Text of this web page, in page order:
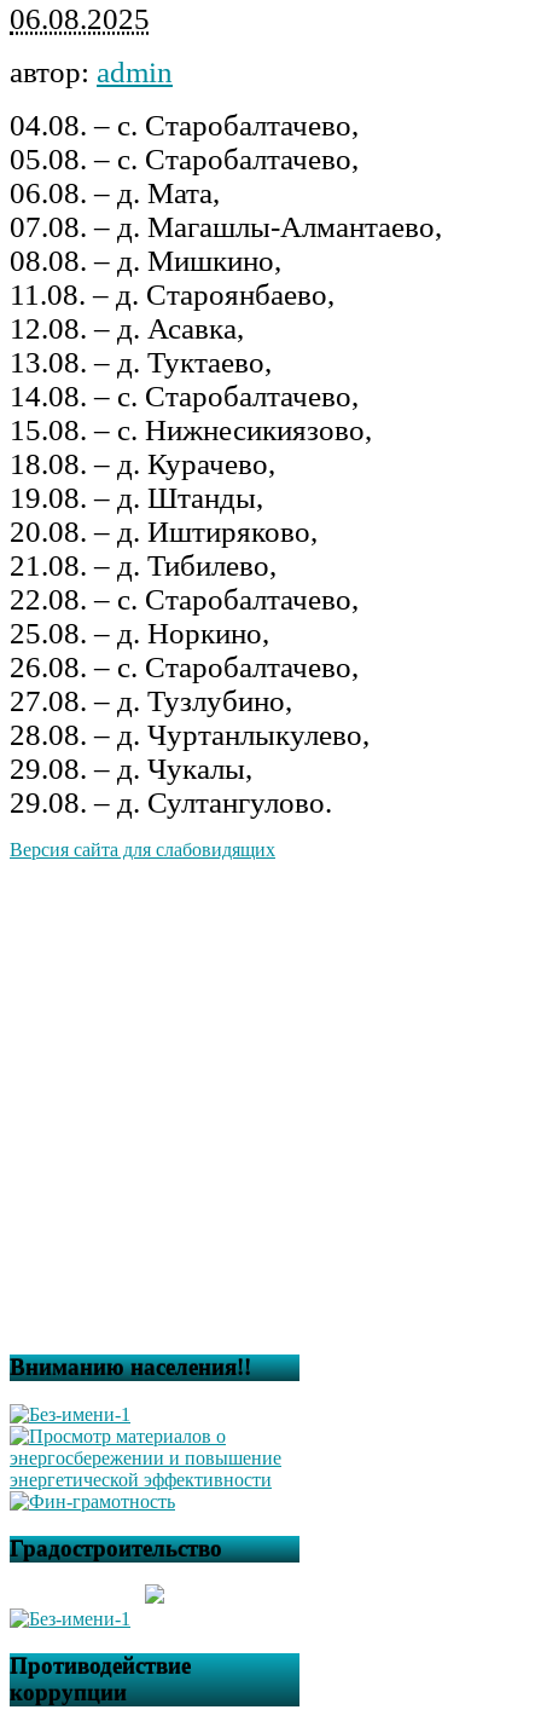
06.08.2025
автор: admin
04.08. – с. Старобалтачево,
05.08. – с. Старобалтачево,
06.08. – д. Мата,
07.08. – д. Магашлы-Алмантаево,
08.08. – д. Мишкино,
11.08. – д. Староянбаево,
12.08. – д. Асавка,
13.08. – д. Туктаево,
14.08. – с. Старобалтачево,
15.08. – с. Нижнесикиязово,
18.08. – д. Курачево,
19.08. – д. Штанды,
20.08. – д. Иштиряково,
21.08. – д. Тибилево,
22.08. – с. Старобалтачево,
25.08. – д. Норкино,
26.08. – с. Старобалтачево,
27.08. – д. Тузлубино,
28.08. – д. Чуртанлыкулево,
29.08. – д. Чукалы,
29.08. – д. Султангулово.
Версия сайта для слабовидящих
Вниманию населения!!
Градостроительство
Противодействие
коррупции